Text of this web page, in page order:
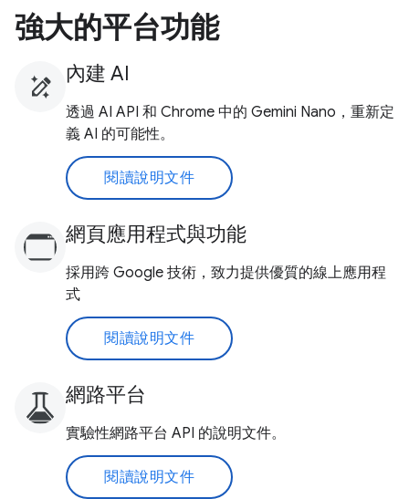
強大的平台功能
內建 AI
透過 AI API 和 Chrome 中的 Gemini Nano，重新定
義 AI 的可能性。
閱讀說明文件
網頁應用程式與功能
採用跨 Google 技術，致力提供優質的線上應用程
式
閱讀說明文件
網路平台
實驗性網路平台 API 的說明文件。
閱讀說明文件